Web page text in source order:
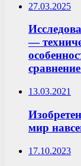
27.03.2025
—
13.03.2021
мир
17.10.2023